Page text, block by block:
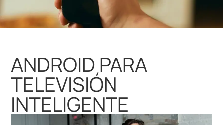
ANDROID PARA
TELEVISIÓN
INTELIGENTE